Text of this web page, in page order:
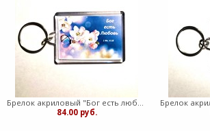
Брелок акриловый "Бог есть любовь" голубой (ТС)
84.00 руб.